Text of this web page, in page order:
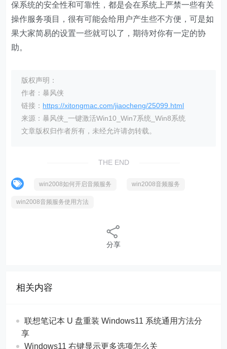
保系统的安全性和可靠性，都是会在系统上严禁一些有关
操作服务项目，很有可能会给用户产生些不方便，可是如
果大家简易的设置一些就可以了，期待对你有一定的协
助。
版权声明：
作者：暴风侠
链接： https://xitongmac.com/jiaocheng/25099.html
来源：暴风侠_一键激活Win10_Win7系统_Win8系统
文章版权归作者所有，未经允许请勿转载。
THE END
win2008如何开启音频服务 win2008音频服务
win2008音频服务使用方法
分享
相关内容
联想笔记本 U 盘重装 Windows11 系统通用方法分
享
Windows11 右键显示更多选项怎么关